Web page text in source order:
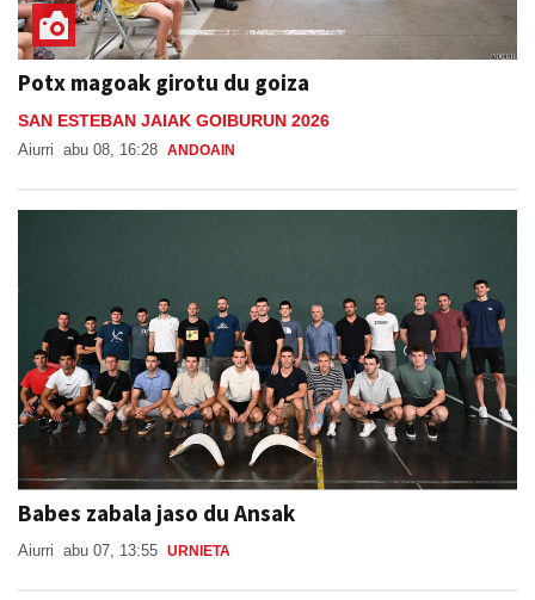
Potx magoak girotu du goiza
SAN ESTEBAN JAIAK GOIBURUN 2026
Aiurri abu 08, 16:28 ANDOAIN
Babes zabala jaso du Ansak
Aiurri abu 07, 13:55 URNIETA